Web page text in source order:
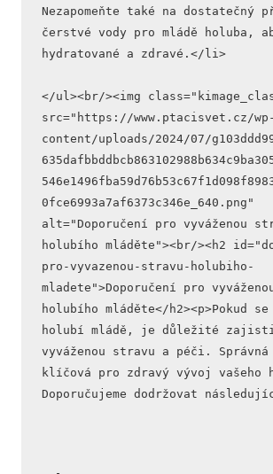
Nezapomeňte také na dostatečný
čerstvé vody pro mládě holuba,
hydratované a zdravé.</li>
</ul><br/><img
src="https://www.ptacisvet.cz/wp-
content/uploads/2024/07/
0fce6993a7af6373c346e_640.png"
alt="Doporučení pro vyváženou
holubího mláděte"><br/><h2
pro-vyvazenou-stravu-holubiho-
mladete">Doporučení pro
holubího mláděte</h2><p>Pokud
holubí mládě, je důležité
vyváženou stravu a péči.
klíčová pro zdravý vývoj vašeho
Doporučujeme dodržovat